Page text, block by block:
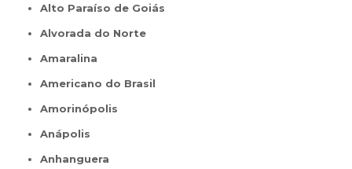
Alto Paraíso de Goiás
Alvorada do Norte
Amaralina
Americano do Brasil
Amorinópolis
Anápolis
Anhanguera